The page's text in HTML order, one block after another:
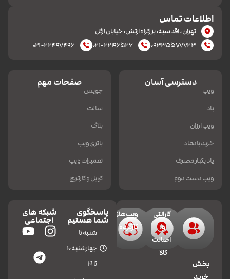
اطلاعات تماس
تهران، اقدسیه، بزرکراه ارتش، خیابان ازگل
۰۹۳۳۵۵۷۷۷۲۳
۰۲۱-۲۲۱۹۶۵۲۶ ۰۲۱-۲۲۴۹۷۴۹۶
دسترسی آسان
ویپ
پاد
ویپ ارزان
خرید پادماد
پاد یکبار مصرف
ویپ دست دوم
صفحات مهم
جویس
سالت
بلاگ
باتری ویپ
تعمیرات ویپ
کویل و کارتریج
بخش
گارانتی
و
اصالت
کالا
ویپ‌های
کارکرده
پاسخگوی
شما هستیم
شنبه تا
چهارشنبه 10
تا 19
شبکه های
اجتماعی